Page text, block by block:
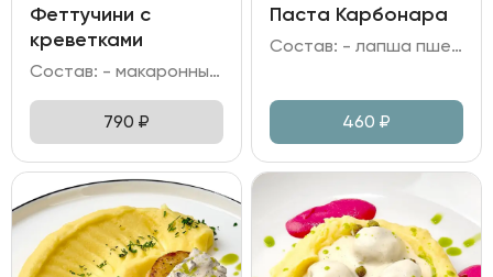
Феттучини с
креветками
Состав: - макаронные изделия Феттучини; - креветка тигровая; - томаты черри, шпинат; - сливки, вино белое; - сыр Пармезан, чеснок.
790 ₽
Паста Карбонара
Состав: - лапша пшеничная; - бекон; - сыр Пармезан; - сливки; яичный желток; - лук репчатый; чеснок; зелень.
460 ₽